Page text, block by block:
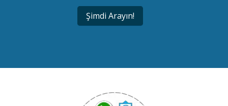
Şimdi Arayın!